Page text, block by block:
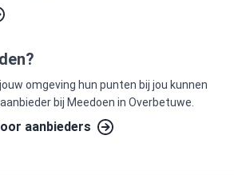
omgeving hun punten bij jou kunnen
bij Meedoen in Overbetuwe.
aanbieders